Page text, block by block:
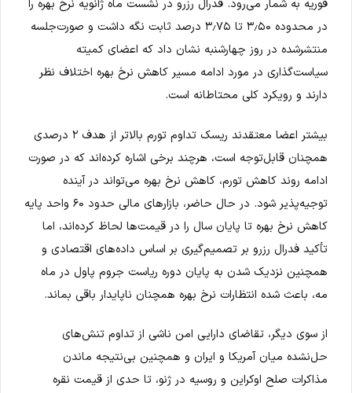
فوریه به شمار می‌رود. فدرال رزرو در نشست ماه ژانویه نرخ بهره را
در محدوده ۳٫۵۰ تا ۳٫۷۵ درصد ثابت نگه داشت و صورت‌جلسه
منتشرشده در روز چهارشنبه نشان داد که اعضای کمیته
سیاست‌گذاری در مورد ادامه مسیر کاهش نرخ بهره اختلاف نظر
دارند و رویکرد کلی محتاطانه است.
بیشتر اعضا معتقدند ریسک تداوم تورم بالاتر از هدف ۲ درصدی
همچنان قابل‌توجه است، هرچند برخی اشاره کرده‌اند که در صورت
ادامه روند کاهش تورم، کاهش نرخ بهره می‌تواند در آینده
توجیه‌پذیر شود. در حال حاضر، بازارهای مالی حدود ۶۰ واحد پایه
کاهش نرخ بهره تا پایان سال را در قیمت‌ها لحاظ کرده‌اند، اما
تأکید فدرال رزرو بر تصمیم‌گیری بر اساس داده‌های اقتصادی و
همچنین نزدیک شدن به پایان دوره ریاست جروم پاول در ماه
مه، باعث شده انتظارات نرخ بهره همچنان ناپایدار باقی بماند.
از سوی دیگر، تقاضای دارایی امن ناشی از تداوم تنش‌های
حل‌نشده میان آمریکا و ایران و همچنین بی‌نتیجه ماندن
مذاکرات صلح اوکراین و روسیه در ژنو، تا حدی از قیمت نقره